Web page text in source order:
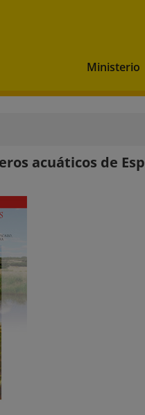
Ministerio
acuáticos de